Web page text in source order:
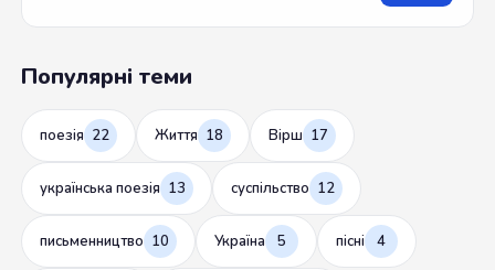
Популярні теми
поезія 22 Життя 18 Вірш 17
українська поезія 13 суспільство 12
письменництво 10 Україна 5 пісні 4